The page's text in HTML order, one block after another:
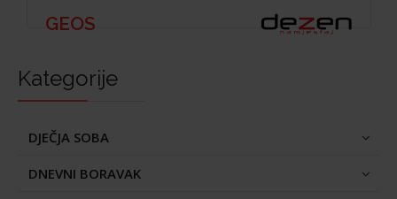
GEOS
Kategorije
DJEČJA SOBA
DNEVNI BORAVAK